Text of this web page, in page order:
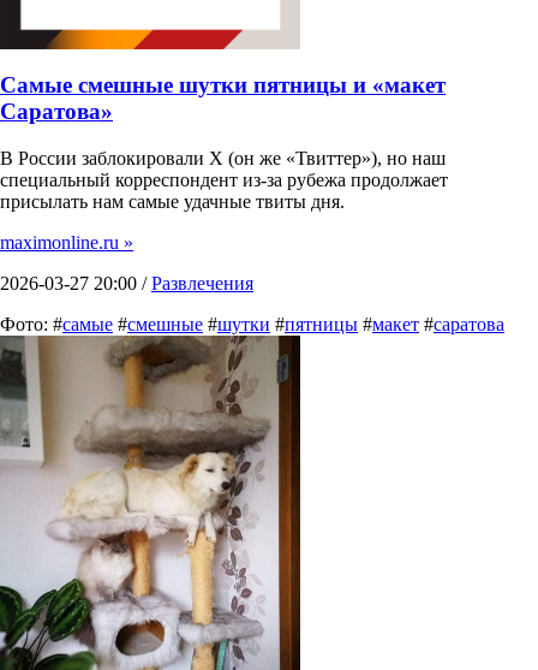
Самые смешные шутки пятницы и «макет
Саратова»
В России заблокировали X (он же «Твиттер»), но наш
специальный корреспондент из-за рубежа продолжает
присылать нам самые удачные твиты дня.
maximonline.ru »
2026-03-27 20:00 /Развлечения
Фото: #самые #смешные #шутки #пятницы #макет #саратова